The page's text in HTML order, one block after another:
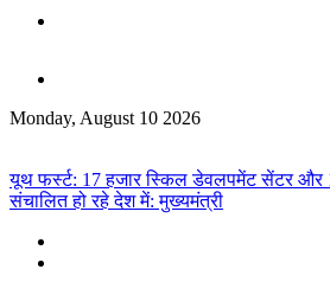
Monday, August 10 2026
यूथ फर्स्ट: 17 हजार स्किल डेवलपमेंट सेंटर
संचालित हो रहे देश में: मुख्यमंत्री